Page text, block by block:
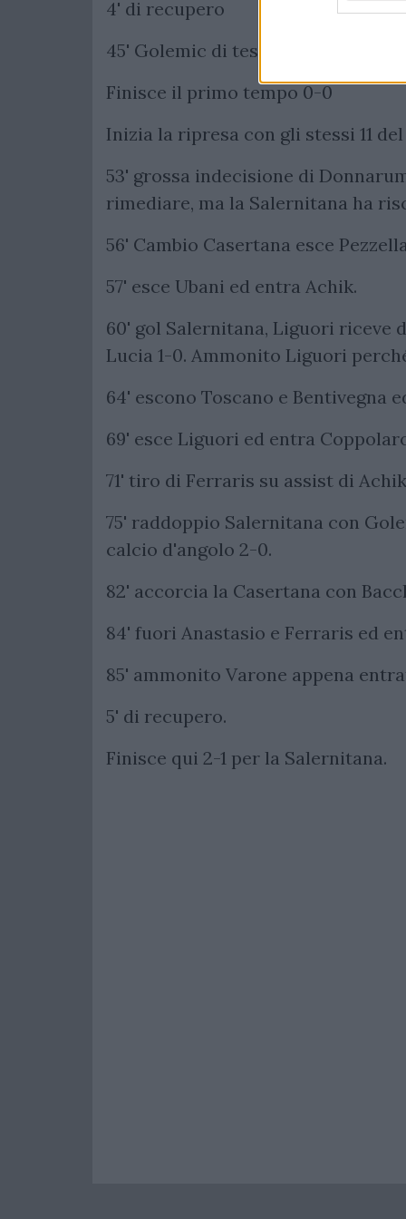
4' di recupero
45' Golemic di testa sfiora il gol su
Finisce il primo tempo 0-0
Inizia la ripresa con gli stessi 11
53' grossa indecisione di
rimediare, ma la Salernitana ha
56' Cambio Casertana esce
57' esce Ubani ed entra Achik.
60' gol Salernitana, Liguori riceve
Lucia 1-0. Ammonito Liguori
64' escono Toscano e Bentivegna
69' esce Liguori ed entra
71' tiro di Ferraris su assist di
75' raddoppio Salernitana con
calcio d'angolo 2-0.
82' accorcia la Casertana con
84' fuori Anastasio e Ferraris ed
85' ammonito Varone appena
5' di recupero.
Finisce qui 2-1 per la Salernitana.